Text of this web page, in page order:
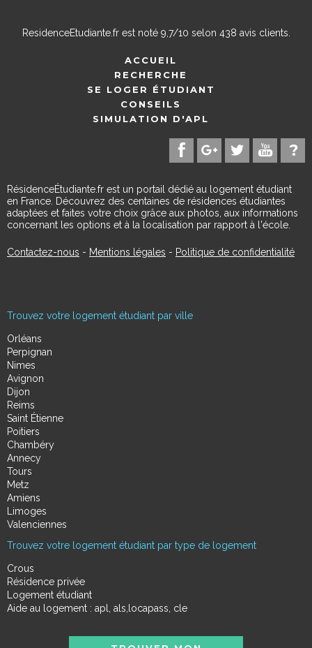
ResidenceEtudiante.frest noté 9,7/10 selon 438 avis clients.
ACCUEIL
RECHERCHE
SE LOGER ÉTUDIANT
CONSEILS
SIMULATION D'APL
RésidenceÉtudiante.fr est un portail dédié au logement étudiant
en France. Découvrez des centaines de résidences étudiantes
adaptées et faites votre choix grâce aux photos, aux informations
concernant les options et à la localisation par rapport à l'école.
Contactez-nous - Mentions légales - Politique de confidentialité
Trouvez votre logement étudiant par ville
Orléans
Perpignan
Nimes
Avignon
Dijon
Reims
Saint Étienne
Poitiers
Chambéry
Annecy
Tours
Metz
Amiens
Limoges
Valenciennes
Trouvez votre logement étudiant par type de logement
Crous
Résidence privée
Logement étudiant
Aide au logement : apl, als,locapass, cle